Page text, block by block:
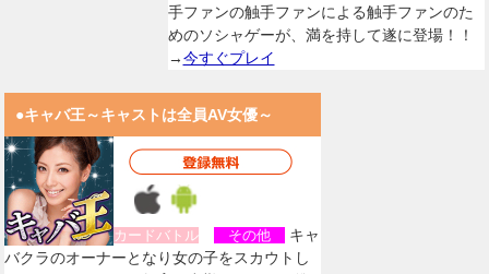
手ファンの触手ファンによる触手ファンのた
めのソシャゲーが、満を持して遂に登場！！
→今すぐプレイ
●キャバ王～キャストは全員AV女優～
カードバトル その他
キャ
バクラのオーナーとなり女の子をスカウトし